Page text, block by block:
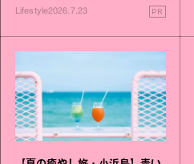
Lifestyle2026.7.23 PR